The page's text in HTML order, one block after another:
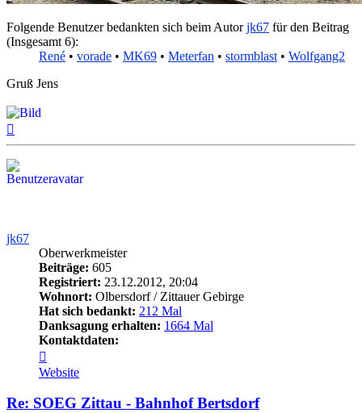
Folgende Benutzer bedankten sich beim Autorjk67 für den Beitrag
(Insgesamt 6):
René • vorade • MK69 • Meterfan • stormblast • Wolfgang2
Gruß Jens
jk67
Oberwerkmeister
Beiträge: 605
Registriert: 23.12.2012, 20:04
Wohnort: Olbersdorf / Zittauer Gebirge
Hat sich bedankt: 212 Mal
Danksagung erhalten: 1664 Mal
Kontaktdaten:
von
jk67
Website
Re: SOEG Zittau - Bahnhof Bertsdorf